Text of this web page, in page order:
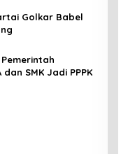
Golkar Babel
SMK Jadi PPPK